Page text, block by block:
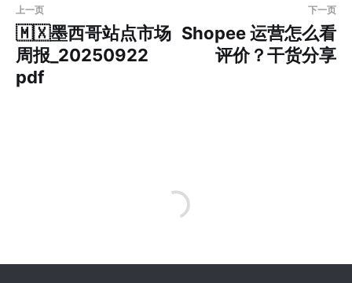
上一页
🇲🇽墨西哥站点市场
周报_20250922
pdf
下一页
Shopee 运营怎么看
评价？干货分享